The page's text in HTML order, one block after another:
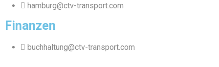
hamburg@ctv-transport.com
Finanzen
buchhaltung@ctv-transport.com